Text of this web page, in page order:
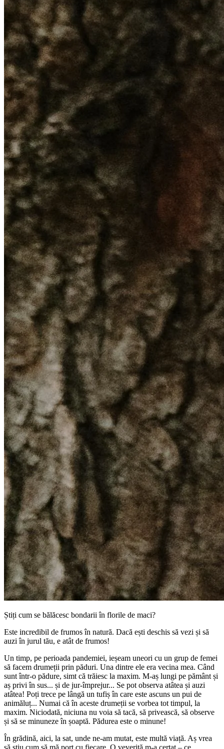
Știți cum se bălăcesc bondarii în florile de maci?
Este incredibil de frumos în natură. Dacă ești deschis să vezi și să
auzi în jurul tău, e atât de frumos!
Un timp, pe perioada pandemiei, ieșeam uneori cu un grup de femei
să facem drumeții prin păduri. Una dintre ele era vecina mea. Când
sunt într-o pădure, simt că trăiesc la maxim. M-aș lungi pe pământ și
aș privi în sus... și de jur-împrejur... Se pot observa atâtea și auzi
atâtea! Poți trece pe lângă un tufiș în care este ascuns un pui de
animăluț... Numai că în aceste drumeții se vorbea tot timpul, la
maxim. Niciodată, niciuna nu voia să tacă, să privească, să observe
și să se minuneze în șoaptă. Pădurea este o minune!
În grădină, aici, la sat, unde ne-am mutat, este multă viață. Aș vrea